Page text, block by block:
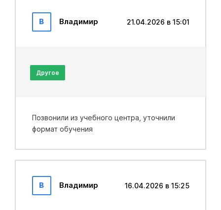
В Владимир 21.04.2026 в 15:01
Другое
Позвонили из учебного центра, уточнили
формат обучения
В Владимир 16.04.2026 в 15:25